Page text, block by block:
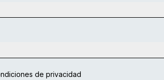
de privacidad